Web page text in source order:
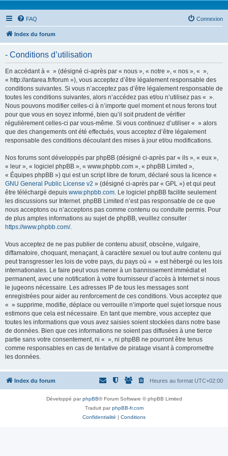
FAQ Connexion
Index du forum
- Conditions d’utilisation
En accédant à « » (désigné ci-après par « nous », « notre », « nos », « »,
« http://antarea.fr/forum »), vous acceptez d’être légalement responsable des
conditions suivantes. Si vous n’acceptez pas d’être légalement responsable de
toutes les conditions suivantes, alors n’accédez pas et/ou n’utilisez pas « ».
Nous pouvons modifier celles-ci à n’importe quel moment et nous ferons tout
pour que vous en soyez informé, bien qu’il soit prudent de vérifier
régulièrement celles-ci par vous-même. Si vous continuez d’utiliser « » alors
que des changements ont été effectués, vous acceptez d’être légalement
responsable des conditions découlant des mises à jour et/ou modifications.
Nos forums sont développés par phpBB (désigné ci-après par « ils », « eux »,
« leur », « logiciel phpBB », « www.phpbb.com », « phpBB Limited »,
« Équipes phpBB ») qui est un script libre de forum, déclaré sous la licence «
GNU General Public License v2 » (désigné ci-après par « GPL ») et qui peut
être téléchargé depuis www.phpbb.com. Le logiciel phpBB facilite seulement
les discussions sur Internet. phpBB Limited n’est pas responsable de ce que
nous acceptons ou n’acceptons pas comme contenu ou conduite permis. Pour
de plus amples informations au sujet de phpBB, veuillez consulter :
https://www.phpbb.com/.
Vous acceptez de ne pas publier de contenu abusif, obscène, vulgaire,
diffamatoire, choquant, menaçant, à caractère sexuel ou tout autre contenu qui
peut transgresser les lois de votre pays, du pays où « » est hébergé ou les lois
internationales. Le faire peut vous mener à un bannissement immédiat et
permanent, avec une notification à votre fournisseur d’accès à Internet si nous
le jugeons nécessaire. Les adresses IP de tous les messages sont
enregistrées pour aider au renforcement de ces conditions. Vous acceptez que
« » supprime, modifie, déplace ou verrouille n’importe quel sujet lorsque nous
estimons que cela est nécessaire. En tant que membre, vous acceptez que
toutes les informations que vous avez saisies soient stockées dans notre base
de données. Bien que ces informations ne soient pas diffusées à une tierce
partie sans votre consentement, ni « », ni phpBB ne pourront être tenus
comme responsables en cas de tentative de piratage visant à compromettre
les données.
Index du forum Heures au format UTC+02:00
Développé parphpBB® Forum Software © phpBB Limited
Traduit parphpBB-fr.com
Confidentialité | Conditions